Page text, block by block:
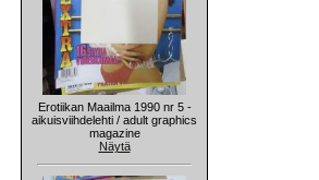
Erotiikan Maailma 1990 nr 5 -
aikuisviihdelehti / adult graphics
magazine
Näytä